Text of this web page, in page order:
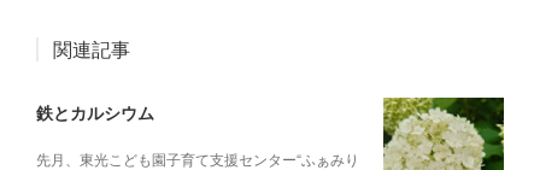
関連記事
鉄とカルシウム
先月、東光こども園子育て支援センター“ふぁみり